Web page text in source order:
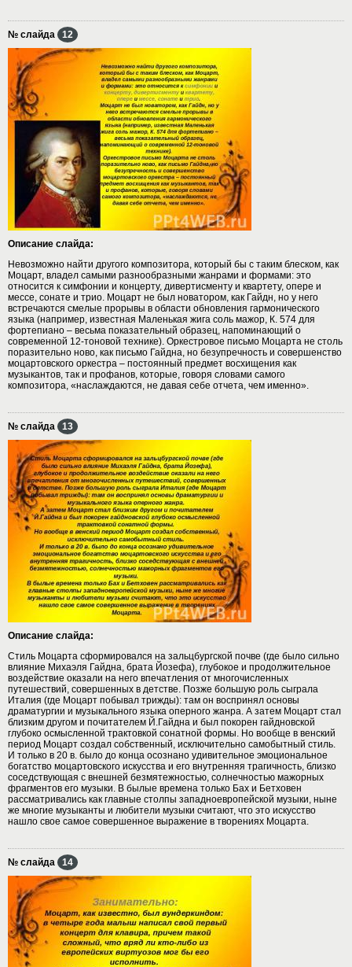
№ слайда 12
Описание слайда:
Невозможно найти другого композитора, который бы с таким блеском, как
Моцарт, владел самыми разнообразными жанрами и формами: это
относится к симфонии и концерту, дивертисменту и квартету, опере и
мессе, сонате и трио. Моцарт не был новатором, как Гайдн, но у него
встречаются смелые прорывы в области обновления гармонического
языка (например, известная Маленькая жига соль мажор, К. 574 для
фортепиано – весьма показательный образец, напоминающий о
современной 12-тоновой технике). Оркестровое письмо Моцарта не столь
поразительно ново, как письмо Гайдна, но безупречность и совершенство
моцартовского оркестра – постоянный предмет восхищения как
музыкантов, так и профанов, которые, говоря словами самого
композитора, «наслаждаются, не давая себе отчета, чем именно».
№ слайда 13
Описание слайда:
Стиль Моцарта сформировался на зальцбургской почве (где было сильно
влияние Михаэля Гайдна, брата Йозефа), глубокое и продолжительное
воздействие оказали на него впечатления от многочисленных
путешествий, совершенных в детстве. Позже большую роль сыграла
Италия (где Моцарт побывал трижды): там он воспринял основы
драматургии и музыкального языка оперного жанра. А затем Моцарт стал
близким другом и почитателем Й.Гайдна и был покорен гайдновской
глубоко осмысленной трактовкой сонатной формы. Но вообще в венский
период Моцарт создал собственный, исключительно самобытный стиль.
И только в 20 в. было до конца осознано удивительное эмоциональное
богатство моцартовского искусства и его внутренняя трагичность, близко
соседствующая с внешней безмятежностью, солнечностью мажорных
фрагментов его музыки. В былые времена только Бах и Бетховен
рассматривались как главные столпы западноевропейской музыки, ныне
же многие музыканты и любители музыки считают, что это искусство
нашло свое самое совершенное выражение в творениях Моцарта.
№ слайда 14